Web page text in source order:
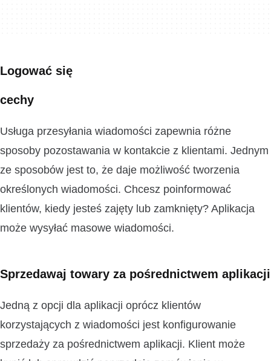
Logować się
cechy
Usługa przesyłania wiadomości zapewnia różne
sposoby pozostawania w kontakcie z klientami. Jednym
ze sposobów jest to, że daje możliwość tworzenia
określonych wiadomości. Chcesz poinformować
klientów, kiedy jesteś zajęty lub zamknięty? Aplikacja
może wysyłać masowe wiadomości.
Sprzedawaj towary za pośrednictwem aplikacji
Jedną z opcji dla aplikacji oprócz klientów
korzystających z wiadomości jest konfigurowanie
sprzedaży za pośrednictwem aplikacji. Klient może